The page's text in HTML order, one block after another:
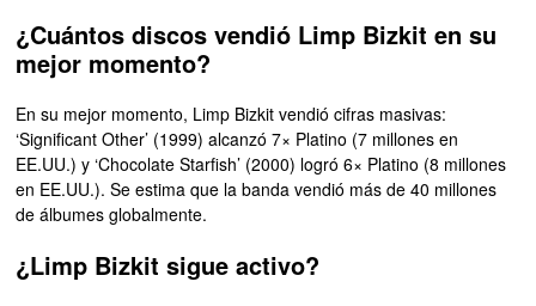
¿Cuántos discos vendió Limp Bizkit en su
mejor momento?
En su mejor momento, Limp Bizkit vendió cifras masivas:
‘Significant Other’ (1999) alcanzó 7× Platino (7 millones en
EE.UU.) y ‘Chocolate Starfish’ (2000) logró 6× Platino (8 millones
en EE.UU.). Se estima que la banda vendió más de 40 millones
de álbumes globalmente.
¿Limp Bizkit sigue activo?